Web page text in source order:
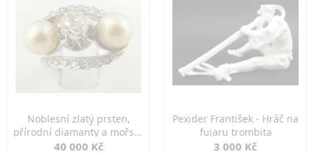
Noblesní zlatý prsten,
přírodní diamanty a mořské
perly
40 000 Kč
Pexider František - Hráč na
fujaru trombita
3 000 Kč